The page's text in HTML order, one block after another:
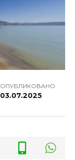
ОПУБЛИКОВАНО
03.07.2025